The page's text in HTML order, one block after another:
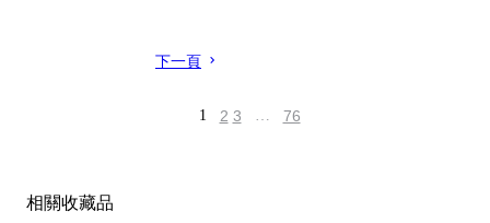
下一頁
1 2 3 … 76
相關收藏品